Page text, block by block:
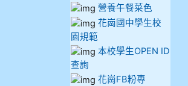
營養午餐菜色
花崗國中學生校
園規範
本校學生OPEN ID
查詢
花崗FB粉專